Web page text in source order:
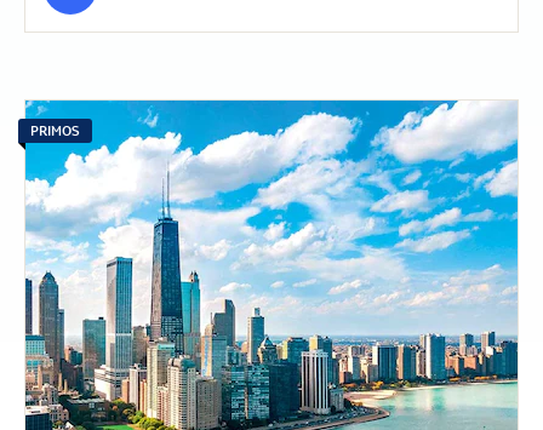
PRIMOS